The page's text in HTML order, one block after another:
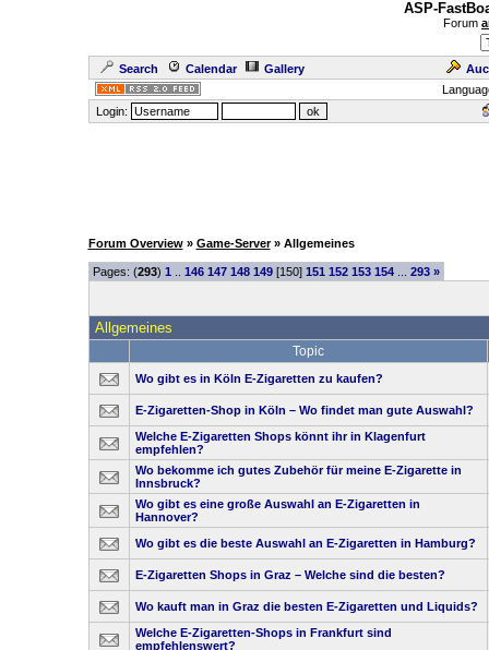
ASP-
Forum
Search Calendar Gallery
Login:
Forum Overview » Game-Server » Allgemeines
Pages: (293) 1 146 147 148 149[150] 151 152 153 154... 293 »
Allgemeines
Topic
Wo gibt es in Köln E-Zigaretten zu kaufen?
E-Zigaretten-Shop in Köln – Wo findet man gute Auswahl?
Welche E-Zigaretten Shops könnt ihr in Klagenfurt
empfehlen?
Wo bekomme ich gutes Zubehör für meine E-Zigarette in
Innsbruck?
Wo gibt es eine große Auswahl an E-Zigaretten in
Hannover?
Wo gibt es die beste Auswahl an E-Zigaretten in Hamburg?
E-Zigaretten Shops in Graz – Welche sind die besten?
Wo kauft man in Graz die besten E-Zigaretten und Liquids?
Welche E-Zigaretten-Shops in Frankfurt sind
empfehlenswert?